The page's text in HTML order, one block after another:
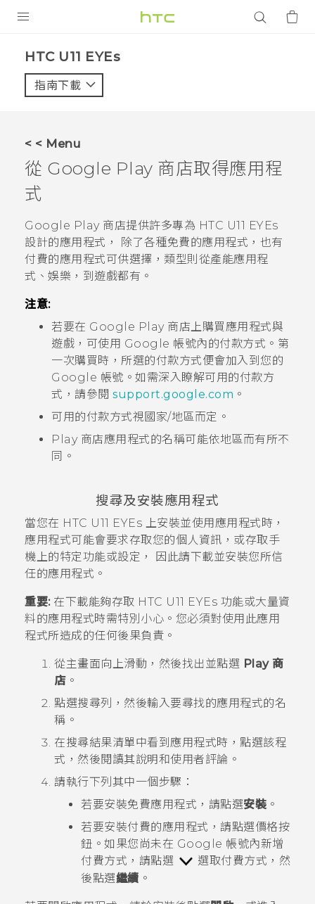
VIVE
VIVERSE
應用程式
支援服務
登入
HTC U11 EYEs‎
指南下載
< < Menu
從 Google Play 商店取得應用程
式
Google Play 商店提供許多專為 HTC U11 EYEs
設計的應用程式， 除了各種免費的應用程式，也有
付費的應用程式可供選擇，類型則從產能應用程
式、娛樂，到遊戲都有。
注意:
若要在 Google Play 商店上購買應用程式與
遊戲，可使用 Google 帳號內的付款方式。第
一次購買時，所選的付款方式便會加入到您的
Google 帳號。如需深入瞭解可用的付款方
式，請參閱 support.google.com 。
可用的付款方式視國家/地區而定。
Play 商店應用程式的名稱可能依地區而有所不
同。
搜尋及安裝應用程式
當您在 HTC U11 EYEs 上安裝並使用應用程式時，
應用程式可能會要求存取您的個人資訊，或存取手
機上的特定功能或設定， 因此請下載並安裝您所信
任的應用程式。
重要:在下載能夠存取 HTC U11 EYEs 功能或大量資
料的應用程式時需特別小心。您必須對使用此應用
程式所造成的任何後果負責。
從主畫面向上滑動，然後找出並點選 Play 商
店。
點選搜尋列，然後輸入要尋找的應用程式的名
稱。
在搜尋結果清單中看到應用程式時，點選該程
式，然後閱讀其說明和使用者評論。
請執行下列其中一個步驟：
若要安裝免費應用程式，請點選安裝。
若要安裝付費的應用程式，請點選價格按
鈕。如果您尚未在 Google 帳號內新增
付費方式，請點選
選取付費方式，然
後點選繼續 。